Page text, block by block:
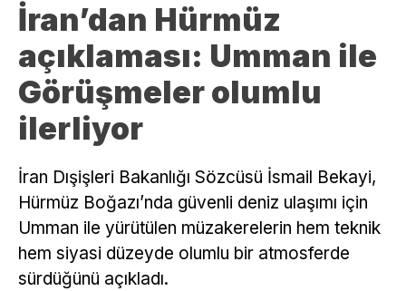
İran’dan Hürmüz
açıklaması: Umman ile
Görüşmeler olumlu
ilerliyor
İran Dışişleri Bakanlığı Sözcüsü İsmail Bekayi,
Hürmüz Boğazı’nda güvenli deniz ulaşımı için
Umman ile yürütülen müzakerelerin hem teknik
hem siyasi düzeyde olumlu bir atmosferde
sürdüğünü açıkladı.